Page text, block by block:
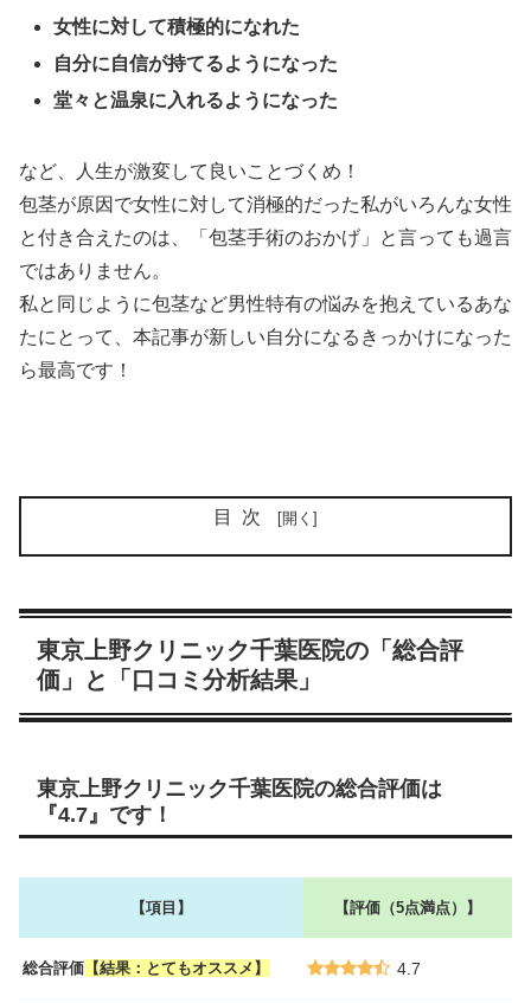
女性に対して積極的になれた
自分に自信が持てるようになった
堂々と温泉に入れるようになった
など、人生が激変して良いことづくめ！
包茎が原因で女性に対して消極的だった私がいろんな女性
と付き合えたのは、「包茎手術のおかげ」と言っても過言
ではありません。
私と同じように包茎など男性特有の悩みを抱えているあな
たにとって、本記事が新しい自分になるきっかけになった
ら最高です！
目次
東京上野クリニック千葉医院の「総合評
価」と「口コミ分析結果」
東京上野クリニック千葉医院の総合評価は
『4.7』です！
【項目】 【評価（5点満点）】
総合評価 【結果：とてもオススメ】 4.7